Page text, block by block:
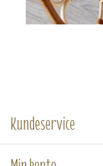
Kundeservice